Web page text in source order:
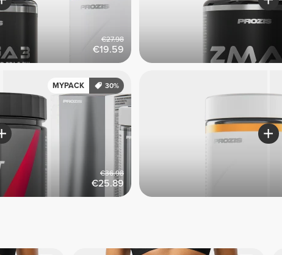
€19.59
€27.98
MYPACK 30%
€25.89
€36.98